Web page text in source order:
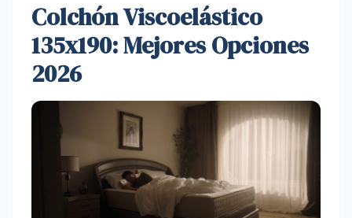
Colchón Viscoelástico
135x190: Mejores Opciones
2026